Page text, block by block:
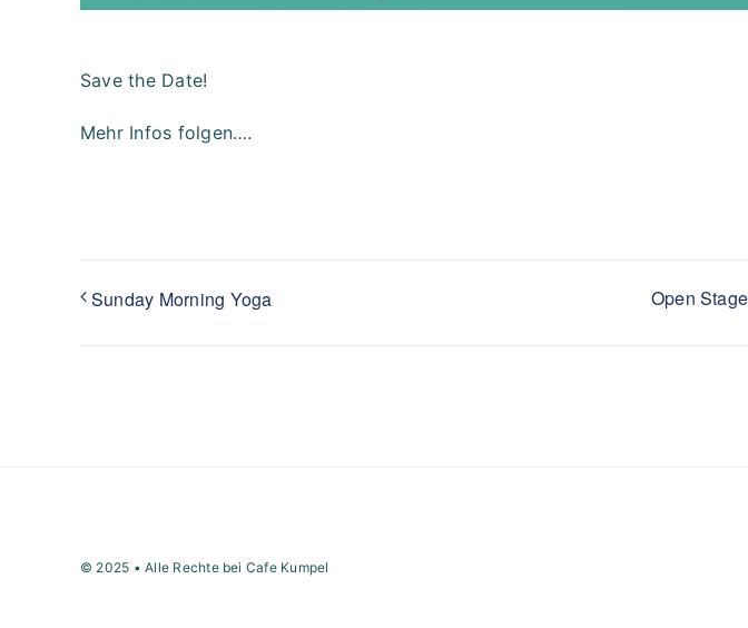
Save the Date!
Mehr Infos folgen….
Sunday Morning Yoga Open
© 2025 • Alle Rechte bei Cafe Kumpel